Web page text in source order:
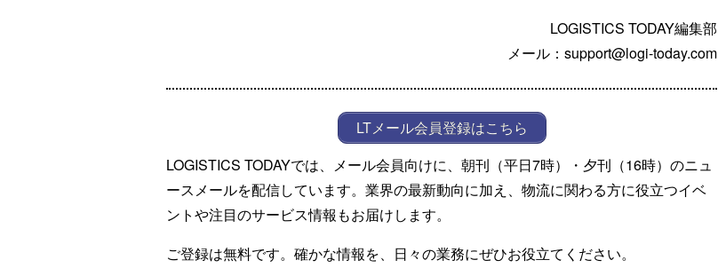
LOGISTICS TODAY編集部
メール：support@logi-today.com
LTメール会員登録はこちら
LOGISTICS TODAYでは、メール会員向けに、朝刊（平日7時）・夕刊（16時）のニュ
ースメールを配信しています。業界の最新動向に加え、物流に関わる方に役立つイベ
ントや注目のサービス情報もお届けします。
ご登録は無料です。確かな情報を、日々の業務にぜひお役立てください。